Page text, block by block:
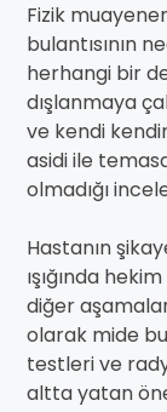
Fizik
bulantısının
herhangi bir
dışlanmaya
ve kendi
asidi ile
olmadığı
Hastanın
ışığında
diğer
olarak mide
testleri ve
altta yatan